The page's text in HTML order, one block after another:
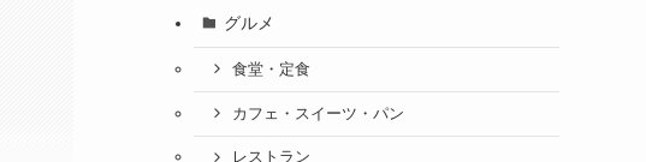
グルメ
食堂・定食
カフェ・スイーツ・パン
レストラン